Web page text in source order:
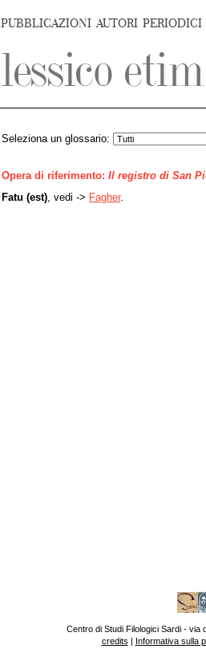
PUBBLICAZIONI AUTORI PERIODICI
Seleziona un glossario:
Opera di riferimento: Il registro di San
Fatu (est) , vedi -> Fagher.
Centro di Studi Filologici Sardi - via
credits | Informativa sulla